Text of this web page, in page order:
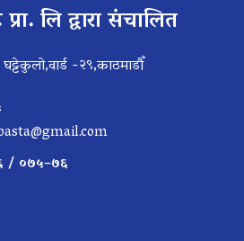
लि द्वारा संचालित
-२९,काठमाडौँ
/ ०७५–७६